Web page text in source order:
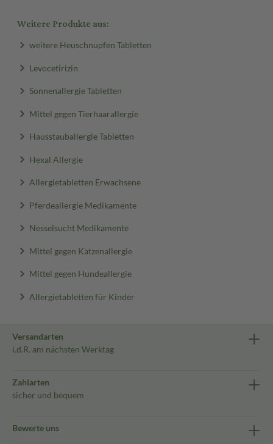
Weitere Produkte aus:
weitere Heuschnupfen Tabletten
Levocetirizin
Sonnenallergie Tabletten
Mittel gegen Tierhaarallergie
Hausstauballergie Tabletten
Hexal Allergie
Allergietabletten Erwachsene
Pferdeallergie Medikamente
Nesselsucht Medikamente
Mittel gegen Katzenallergie
Mittel gegen Hundeallergie
Allergietabletten für Kinder
Versandarten
i.d.R. am nächsten Werktag
Zahlarten
sicher und bequem
Bewerte uns